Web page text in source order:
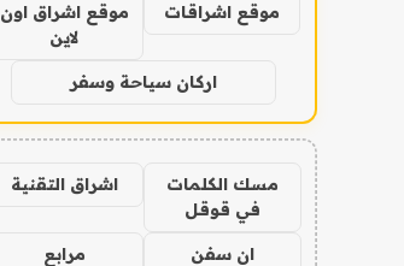
موقع اشراقات
موقع اشراق اون
لاين
اركان سياحة وسفر
مسك الكلمات
في قوقل
اشراق التقنية
ان سفن
مرابع